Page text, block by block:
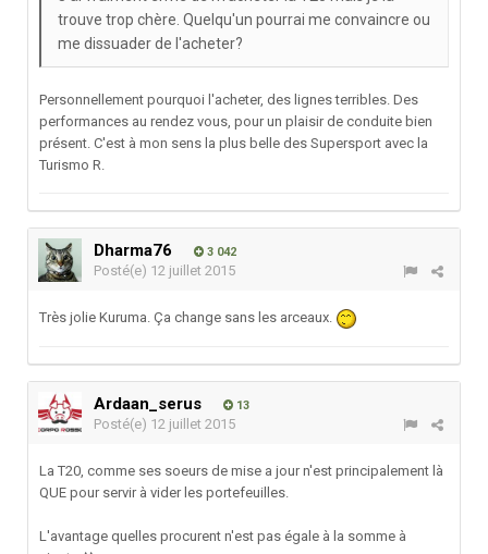
trouve trop chère. Quelqu'un pourrai me convaincre ou
me dissuader de l'acheter?
Personnellement pourquoi l'acheter, des lignes terribles. Des
performances au rendez vous, pour un plaisir de conduite bien
présent. C'est à mon sens la plus belle des Supersport avec la
Turismo R.
Dharma76 3 042
Posté(e) 12 juillet 2015
Très jolie Kuruma. Ça change sans les arceaux.
Ardaan_serus 13
Posté(e) 12 juillet 2015
La T20, comme ses soeurs de mise a jour n'est principalement là
QUE pour servir à vider les portefeuilles.
L'avantage quelles procurent n'est pas égale à la somme à